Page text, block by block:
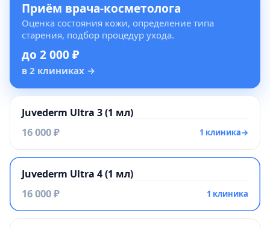
Приём врача-косметолога
Оценка состояния кожи, определение типа
старения, подбор процедур ухода.
до 2 000 ₽
в 2 клиниках →
Juvederm Ultra 3 (1 мл)
16 000 ₽ 1 клиника→
Juvederm Ultra 4 (1 мл)
16 000 ₽ 1 клиника